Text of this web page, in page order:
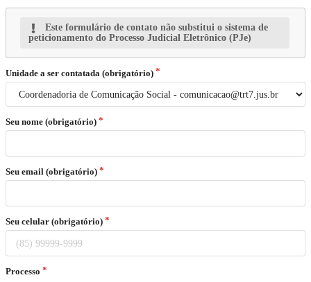
Este formulário de contato não substitui o sistema de
peticionamento do Processo Judicial Eletrônico (PJe)
Unidade a ser contatada (obrigatório)
Seu nome (obrigatório)
Seu email (obrigatório)
Seu celular (obrigatório)
Processo